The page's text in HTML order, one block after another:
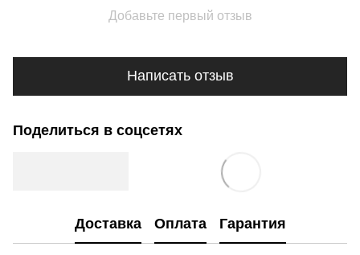
Добавьте первый отзыв
Написать отзыв
Поделиться в соцсетях
Доставка Оплата Гарантия